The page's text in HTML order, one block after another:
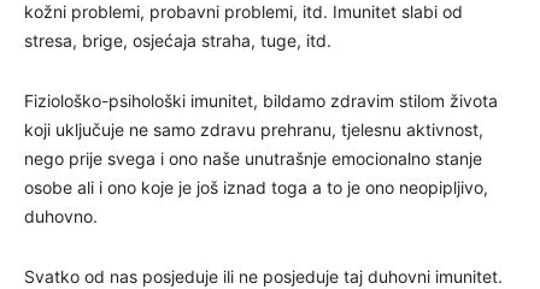
kožni problemi, probavni problemi, itd. Imunitet slabi od
stresa, brige, osjećaja straha, tuge, itd.
Fiziološko-psihološki imunitet, bildamo zdravim stilom života
koji uključuje ne samo zdravu prehranu, tjelesnu aktivnost,
nego prije svega i ono naše unutrašnje emocionalno stanje
osobe ali i ono koje je još iznad toga a to je ono neopipljivo,
duhovno.
Svatko od nas posjeduje ili ne posjeduje taj duhovni imunitet.